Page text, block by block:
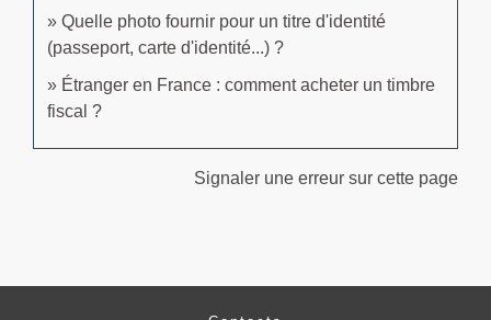
Quelle photo fournir pour un titre d'identité
(passeport, carte d'identité...) ?
Étranger en France : comment acheter un timbre
fiscal ?
Signaler une erreur sur cette page